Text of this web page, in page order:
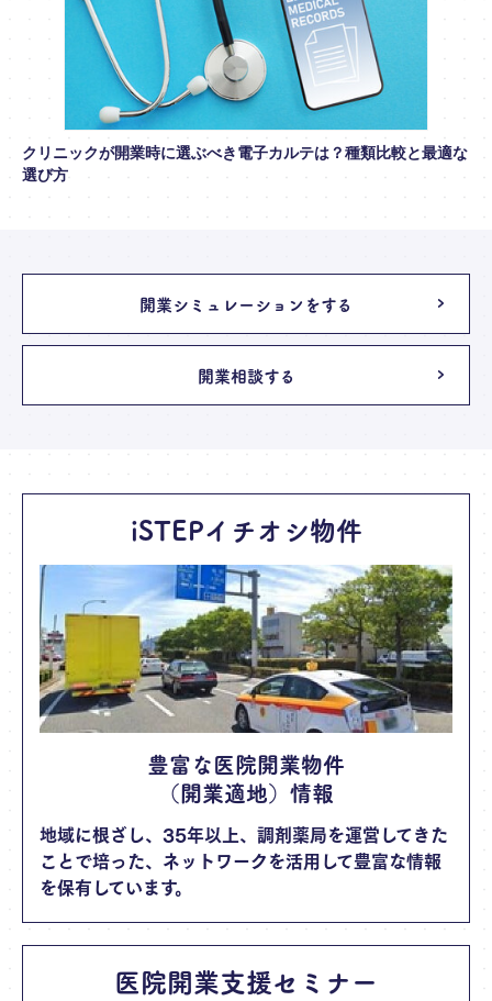
クリニックが開業時に選ぶべき電子カルテは？種類比較と最適な
選び方
開業シミュレーションをする
開業相談する
iSTEPイチオシ物件
豊富な医院開業物件
（開業適地）情報
地域に根ざし、35年以上、調剤薬局を運営してきた
ことで培った、ネットワークを活用して豊富な情報
を保有しています。
医院開業支援セミナー